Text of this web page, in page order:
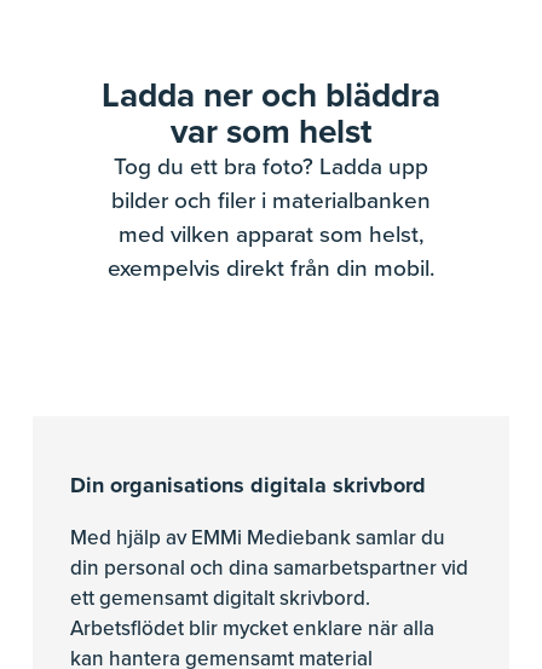
Din organisations digitala skrivbord
Med hjälp av EMMi Mediebank samlar du
din personal och dina samarbetspartner vid
ett gemensamt digitalt skrivbord.
Arbetsflödet blir mycket enklare när alla
kan hantera gemensamt material
Ladda ner och bläddra
var som helst
Tog du ett bra foto? Ladda upp
bilder och filer i materialbanken
med vilken apparat som helst,
exempelvis direkt från din mobil.